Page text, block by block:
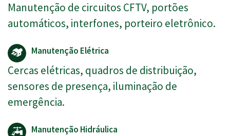
Manutenção de circuitos CFTV, portões
automáticos, interfones, porteiro eletrônico.
Manutenção Elétrica
Cercas elétricas, quadros de distribuição,
sensores de presença, iluminação de
emergência.
Manutenção Hidráulica